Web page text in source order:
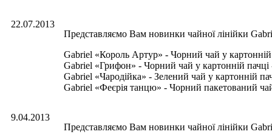
22.07.2013
Представляємо Вам новинки чайної лінійки
Gabriel «Король Артур» - Чорний чай у
Gabriel «Грифон» - Чорний чай у картонній
Gabriel «Чародійка» - Зелений чай у картонній
Gabriel «Феєрія танцю» - Чорний пакетований
9.04.2013
Представляємо Вам новинки чайної лінійки